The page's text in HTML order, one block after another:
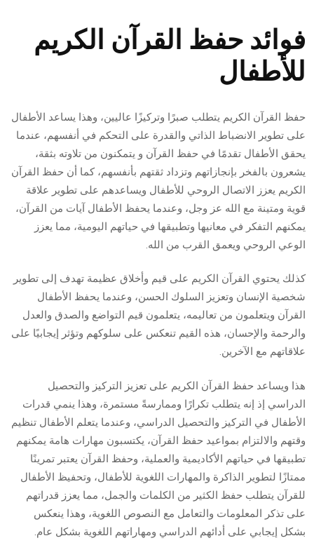
فوائد حفظ القرآن الكريم
للأطفال
حفظ القرآن الكريم يتطلب صبرًا وتركيزًا عاليين، وهذا يساعد الأطفال
على تطوير الانضباط الذاتي والقدرة على التحكم في أنفسهم، عندما
يحقق الأطفال تقدمًا في حفظ القرآن و يتمكنون من تلاوته بثقة،
يشعرون بالفخر بإنجازاتهم وتزداد ثقتهم بأنفسهم، كما أن حفظ القرآن
الكريم يعزز الاتصال الروحي للأطفال ويساعدهم على تطوير علاقة
قوية ومتينة مع الله عز وجل، وعندما يحفظ الأطفال آيات من القرآن،
يمكنهم التفكر في معانيها وتطبيقها في حياتهم اليومية، مما يعزز
الوعي الروحي ويعمق القرب من الله.
كذلك يحتوي القرآن الكريم على قيم وأخلاق عظيمة تهدف إلى تطوير
شخصية الإنسان وتعزيز السلوك الحسن، وعندما يحفظ الأطفال
القرآن ويتعلمون من تعاليمه، يتعلمون قيم التواضع والصدق والعدل
والرحمة والإحسان، هذه القيم تنعكس على سلوكهم وتؤثر إيجابيًا على
علاقاتهم مع الآخرين.
هذا ويساعد حفظ القرآن الكريم على تعزيز التركيز والتحصيل
الدراسي إذ إنه يتطلب تكرارًا وممارسةً مستمرة، وهذا ينمي قدرات
الأطفال في التركيز والتحصيل الدراسي، وعندما يتعلم الأطفال تنظيم
وقتهم والالتزام بمواعيد حفظ القرآن، يكتسبون مهارات هامة يمكنهم
تطبيقها في حياتهم الأكاديمية والعملية، وحفظ القرآن يعتبر تمرينًا
ممتازًا لتطوير الذاكرة والمهارات اللغوية للأطفال، وتحفيظ الأطفال
للقرآن يتطلب حفظ الكثير من الكلمات والجمل، مما يعزز قدراتهم
على تذكر المعلومات والتعامل مع النصوص اللغوية، وهذا ينعكس
بشكل إيجابي على أدائهم الدراسي ومهاراتهم اللغوية بشكل عام.